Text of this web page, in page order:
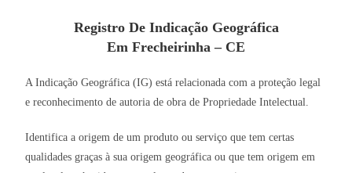
Registro De Indicação Geográfica
Em Frecheirinha – CE
A Indicação Geográfica (IG) está relacionada com a proteção legal
e reconhecimento de autoria de obra de Propriedade Intelectual.
Identifica a origem de um produto ou serviço que tem certas
qualidades graças à sua origem geográfica ou que tem origem em